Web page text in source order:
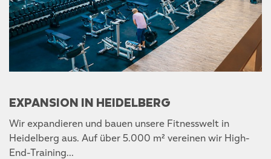
EXPANSION IN HEIDELBERG
Wir expandieren und bauen unsere Fitnesswelt in
Heidelberg aus. Auf über 5.000 m² vereinen wir High-
End-Training…